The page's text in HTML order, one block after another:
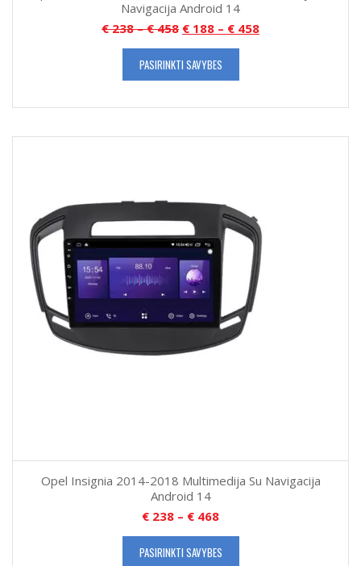
Navigacija Android 14
€238–€458 € 188 – € 458
PASIRINKTI SAVYBES
Opel Insignia 2014-2018 Multimedija Su Navigacija
Android 14
€ 238 – € 468
PASIRINKTI SAVYBES